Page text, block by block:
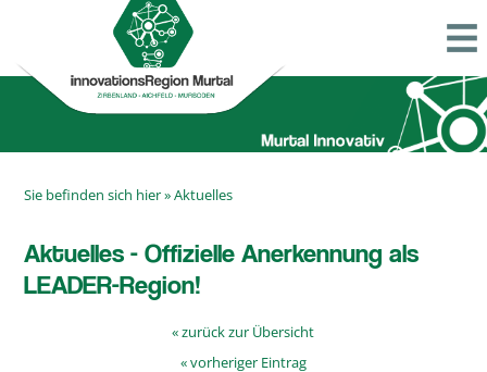
Sie befinden sich hier »Aktuelles
Aktuelles - Offizielle Anerkennung als
LEADER-Region!
« zurück zur Übersicht
« vorheriger Eintrag